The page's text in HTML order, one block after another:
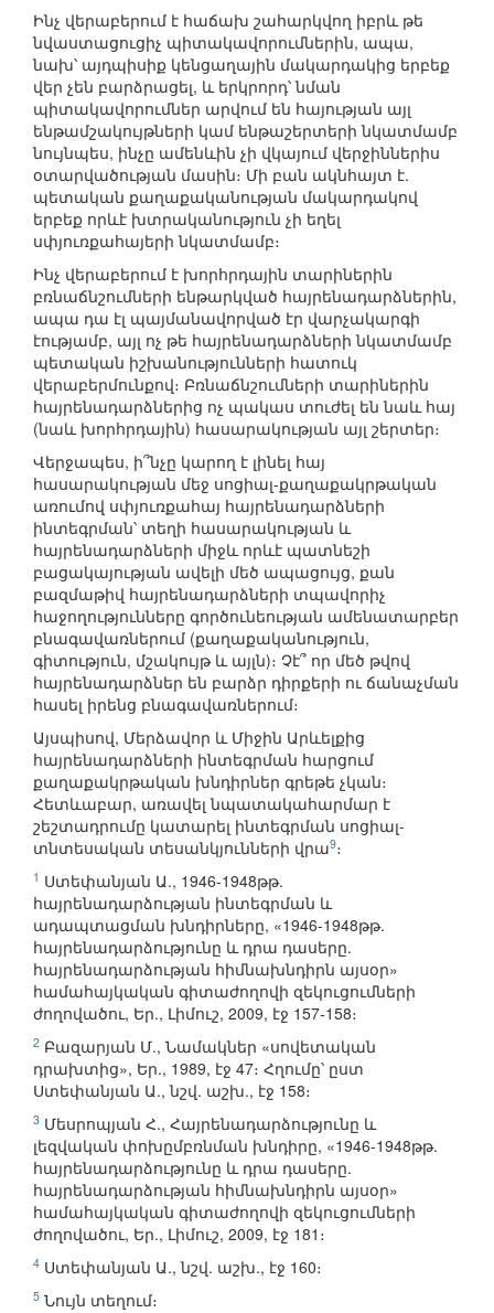
Ինչ վերաբերում է հաճախ շահարկվող իբրև թե
նվաստացուցիչ պիտակավորումներին, ապա,
նախ՝ այդպիսիք կենցաղային մակարդակից երբեք
վեր չեն բարձրացել, և երկրորդ՝ նման
պիտակավորումներ արվում են հայության այլ
ենթամշակույթների կամ ենթաշերտերի նկատմամբ
նույնպես, ինչը ամենևին չի վկայում վերջիններիս
օտարվածության մասին։ Մի բան ակնհայտ է.
պետական քաղաքականության մակարդակով
երբեք որևէ խտրականություն չի եղել
սփյուռքահայերի նկատմամբ։
Ինչ վերաբերում է խորհրդային տարիներին
բռնաճնշումների ենթարկված հայրենադարձներին,
ապա դա էլ պայմանավորված էր վարչակարգի
էությամբ, այլ ոչ թե հայրենադարձների նկատմամբ
պետական իշխանությունների հատուկ
վերաբերմունքով։ Բռնաճնշումների տարիներին
հայրենադարձներից ոչ պակաս տուժել են նաև հայ
(նաև խորհրդային) հասարակության այլ շերտեր։
Վերջապես, ի՞նչը կարող է լինել հայ
հասարակության մեջ սոցիալ-քաղաքակրթական
առումով սփյուռքահայ հայրենադարձների
ինտեգրման՝ տեղի հասարակության և
հայրենադարձների միջև որևէ պատնեշի
բացակայության ավելի մեծ ապացույց, քան
բազմաթիվ հայրենադարձների տպավորիչ
հաջողությունները գործունեության ամենատարբեր
բնագավառներում (քաղաքականություն,
գիտություն, մշակույթ և այլն)։ Չէ՞ որ մեծ թվով
հայրենադարձներ են բարձր դիրքերի ու ճանաչման
հասել իրենց բնագավառներում։
Այսպիսով, Մերձավոր և Միջին Արևելքից
հայրենադարձների ինտեգրման հարցում
քաղաքակրթական խնդիրներ գրեթե չկան։
Հետևաբար, առավել նպատակահարմար է
շեշտադրումը կատարել ինտեգրման սոցիալ-
տնտեսական տեսանկյունների վրա9։
1 Ստեփանյան Ա., 1946-1948թթ.
հայրենադարձության ինտեգրման և
ադապտացման խնդիրները, «1946-1948թթ.
հայրենադարձությունը և դրա դասերը.
հայրենադարձության հիմնախնդիրն այսօր»
համահայկական գիտաժողովի զեկուցումների
ժողովածու, Եր., Լիմուշ, 2009, էջ 157-158։
2 Բազարյան Մ., Նամակներ «սովետական
դրախտից», Եր., 1989, էջ 47։ Հղումը՝ ըստ
Ստեփանյան Ա., նշվ. աշխ., էջ 158։
3 Մեսրոպյան Հ., Հայրենադարձությունը և
լեզվական փոխըմբռնման խնդիրը, «1946-1948թթ.
հայրենադարձությունը և դրա դասերը.
հայրենադարձության հիմնախնդիրն այսօր»
համահայկական գիտաժողովի զեկուցումների
ժողովածու, Եր., Լիմուշ, 2009, էջ 181։
4 Ստեփանյան Ա., նշվ. աշխ., էջ 160։
5 Նույն տեղում։